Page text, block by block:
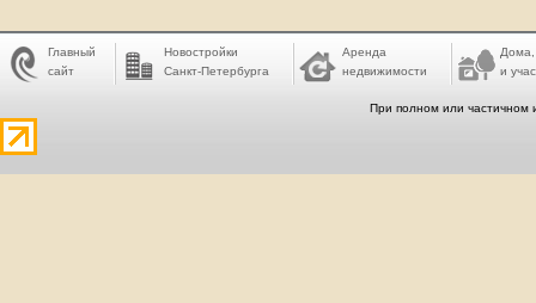
Главный
сайт
Новостройки
Санкт-Петербурга
Аренда
недвижимости
Дома,
и
При полном или частичном